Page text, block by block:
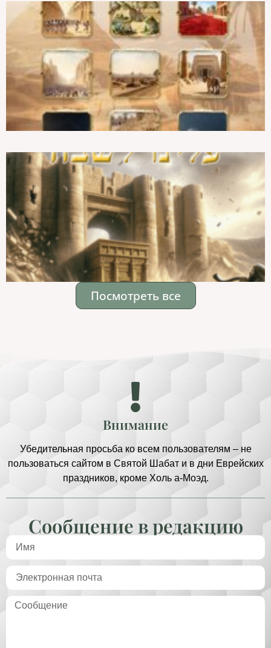
Посмотреть все
Внимание
Убедительная просьба ко всем пользователям – не
пользоваться сайтом в Святой Шабат и в дни Еврейских
праздников, кроме Холь а-Моэд.
Сообщение в редакцию